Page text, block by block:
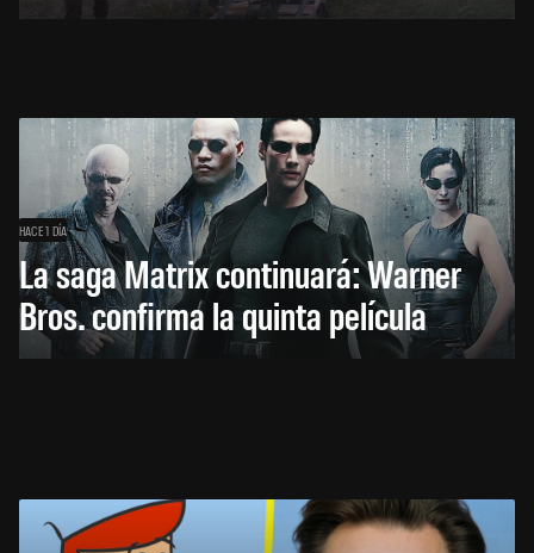
HACE 1 DÍA
La saga Matrix continuará: Warner
Bros. confirma la quinta película